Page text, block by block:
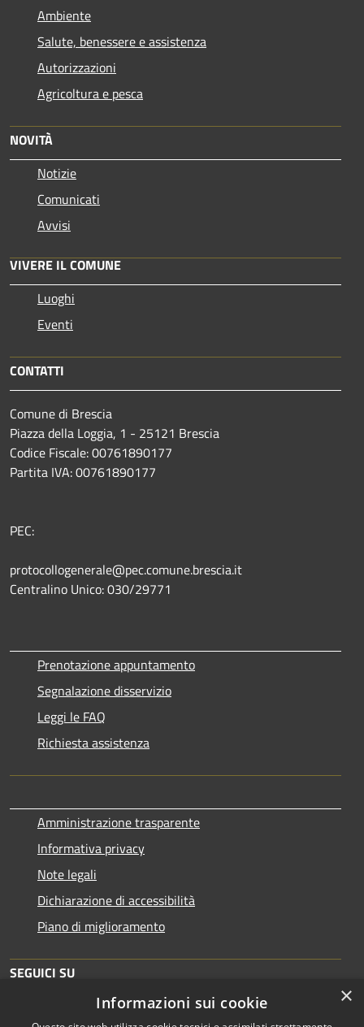
Ambiente
Salute, benessere e assistenza
Autorizzazioni
Agricoltura e pesca
NOVITÀ
Notizie
Comunicati
Avvisi
VIVERE IL COMUNE
Luoghi
Eventi
CONTATTI
Comune di Brescia
Piazza della Loggia, 1 - 25121 Brescia
Codice Fiscale: 00761890177
Partita IVA: 00761890177
PEC:
protocollogenerale@pec.comune.brescia.it
Centralino Unico: 030/29771
Prenotazione appuntamento
Segnalazione disservizio
Leggi le FAQ
Richiesta assistenza
Amministrazione trasparente
Informativa privacy
Note legali
Dichiarazione di accessibilità
Piano di miglioramento
SEGUICI SU
×
Informazioni sui cookie